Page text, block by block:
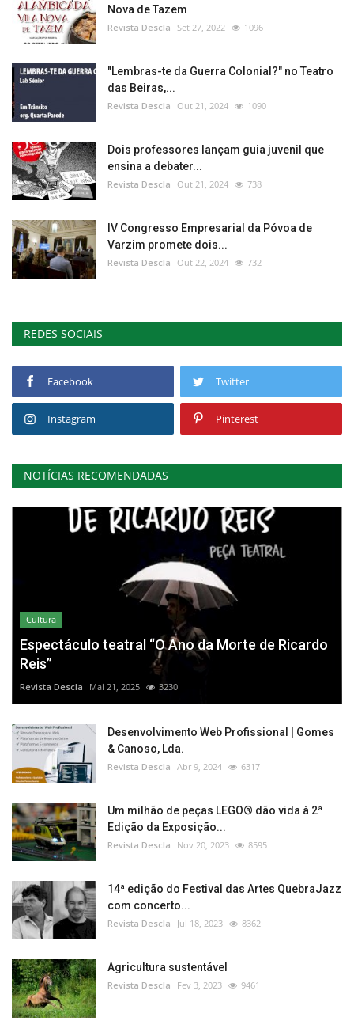
Nova de Tazem
Revista Descla Set 27, 2022 1096
"Lembras-te da Guerra Colonial?" no Teatro
das Beiras,...
Revista Descla Out 21, 2024 1090
Dois professores lançam guia juvenil que
ensina a debater...
Revista Descla Out 21, 2024 738
IV Congresso Empresarial da Póvoa de
Varzim promete dois...
Revista Descla Out 22, 2024 732
REDES SOCIAIS
Facebook Twitter
Instagram Pinterest
NOTÍCIAS RECOMENDADAS
Cultura
Espectáculo teatral “O Ano da Morte de Ricardo
Reis”
Revista Descla Mai 21, 2025 3230
Desenvolvimento Web Profissional | Gomes
& Canoso, Lda.
Revista Descla Abr 9, 2024 6317
Um milhão de peças LEGO® dão vida à 2ª
Edição da Exposição...
Revista Descla Nov 20, 2023 8595
14ª edição do Festival das Artes QuebraJazz
com concerto...
Revista Descla Jul 18, 2023 8362
Agricultura sustentável
Revista Descla Fev 3, 2023 9461